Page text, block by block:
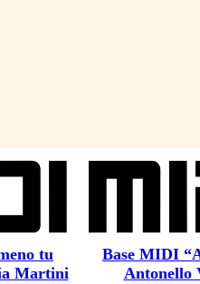
tu
Martini
Base MIDI
Antonello